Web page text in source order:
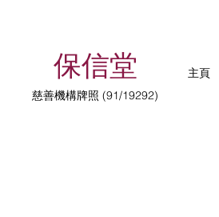
保信堂
慈善機構牌照 (91/19292)
主頁